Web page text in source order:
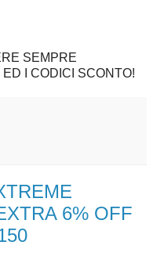
SEMPRE
I CODICI SCONTO!
6% OFF